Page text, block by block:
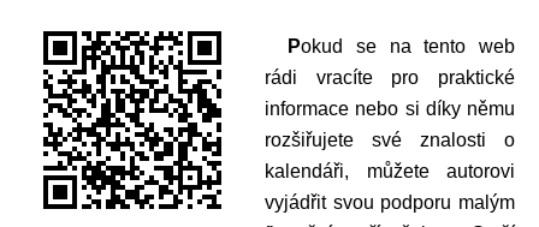
Pokud se na tento web
rádi vracíte pro praktické
informace nebo si díky němu
rozšiřujete své znalosti o
kalendáři, můžete autorovi
vyjádřit svou podporu malým